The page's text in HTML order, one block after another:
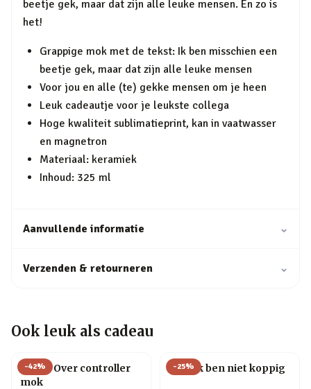
beetje gek, maar dat zijn alle leuke mensen. En zo is
het!
Grappige mok met de tekst: Ik ben misschien een
beetje gek, maar dat zijn alle leuke mensen
Voor jou en alle (te) gekke mensen om je heen
Leuk cadeautje voor je leukste collega
Hoge kwaliteit sublimatieprint, kan in vaatwasser
en magnetron
Materiaal: keramiek
Inhoud: 325 ml
Aanvullende informatie ⌄
Verzenden & retourneren ⌄
Ook leuk als cadeau
-42%
Game Over controller
mok
-25%
Mok Ik ben niet koppig